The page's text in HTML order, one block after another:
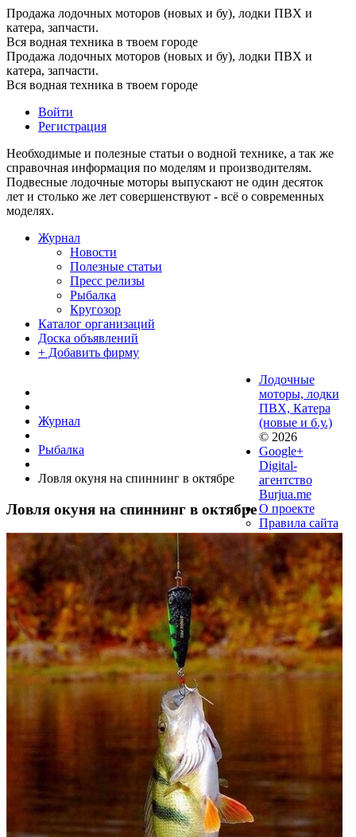
Продажа лодочных моторов (новых и бу), лодки ПВХ и
катера, запчасти.
Вся водная техника в твоем городе
Продажа лодочных моторов (новых и бу), лодки ПВХ и
катера, запчасти.
Вся водная техника в твоем городе
Войти
Регистрация
Необходимые и полезные статьи о водной технике, а так же
справочная информация по моделям и производителям.
Подвесные лодочные моторы выпускают не один десяток
лет и столько же лет совершенствуют - всё о современных
моделях.
Журнал
Новости
Полезные статьи
Пресс релизы
Рыбалка
Кругозор
Каталог организаций
Доска объявлений
+ Добавить фирму
Журнал
Рыбалка
Ловля окуня на спиннинг в октябре
Ловля окуня на спиннинг в октябре
Лодочные
моторы, лодки
ПВХ, Катера
(новые и б.у.)
© 2026
Google+
Digital-
агентство
Burjua.me
О проекте
Правила сайта